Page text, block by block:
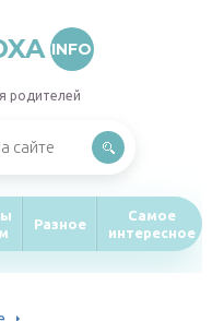
INFO
родителей
Разное
Самое
интересное